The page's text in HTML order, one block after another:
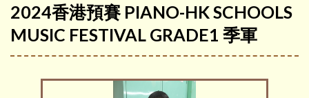
2024香港預賽 PIANO-HK SCHOOLS
MUSIC FESTIVAL GRADE1 季軍